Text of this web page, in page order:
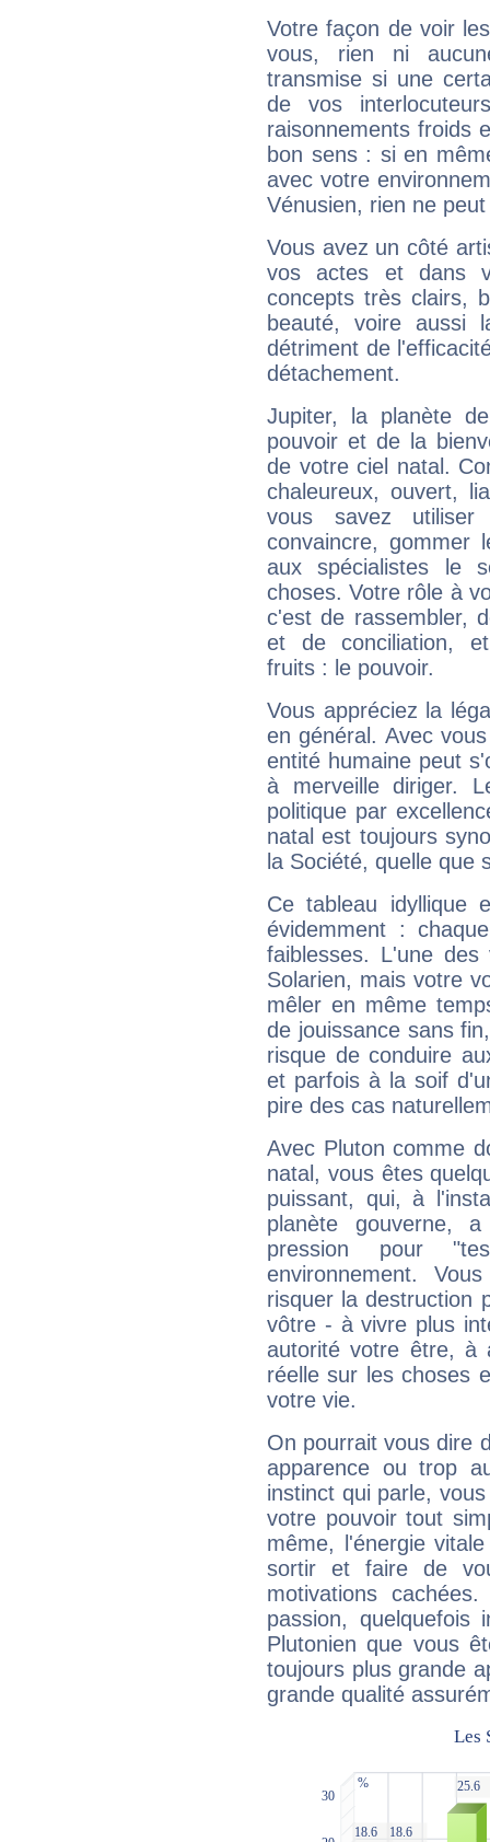
Votre façon de voir
vous, rien ni
transmise si une
de vos
raisonnements froids
bon sens : si en
avec votre
Vénusien, rien ne
Vous avez un côté
vos actes et dans
concepts très clairs,
beauté, voire aussi
détriment de
détachement.
Jupiter, la planète
pouvoir et de la
de votre ciel natal.
chaleureux, ouvert,
vous savez
convaincre, gommer
aux spécialistes le
choses. Votre rôle à
c'est de rassembler,
et de conciliation,
fruits : le pouvoir.
Vous appréciez la
en général. Avec
entité humaine peut
à merveille diriger.
politique par
natal est toujours
la Société, quelle que
Ce tableau idyllique
évidemment :
faiblesses. L'une
Solarien, mais votre
mêler en même
de jouissance sans
risque de conduire
et parfois à la soif
pire des cas
Avec Pluton comme
natal, vous êtes
puissant, qui, à
planète gouverne,
pression pour
environnement.
risquer la destruction
vôtre - à vivre plus
autorité votre être, à
réelle sur les choses
votre vie.
On pourrait vous dire
apparence ou trop
instinct qui parle,
votre pouvoir tout
même, l'énergie
sortir et faire de
motivations
passion, quelquefois
Plutonien que vous
toujours plus grande
grande qualité